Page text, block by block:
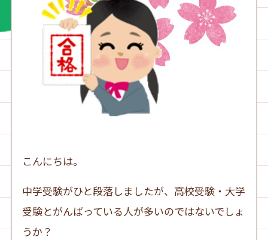
こんにちは。
中学受験がひと段落しましたが、高校受験・大学
受験とがんばっている人が多いのではないでしょ
うか？